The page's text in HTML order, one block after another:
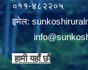
०११-४८२२०५
इमेल:
हामी यहाँ छाै‌ं